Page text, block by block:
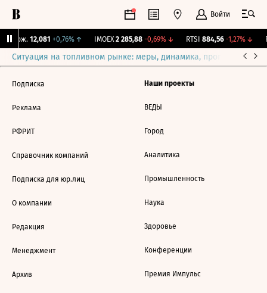
Войти
Бирж. 12,081 +0,76%↑ IMOEX 2 285,88 -0,69%↓ RTSI 884,56 -1,27%↓
Ситуация на топливном рынке: меры, динамика, прогнозы
Подписка
Реклама
РФРИТ
Справочник компаний
Подписка для юр.лиц
О компании
Редакция
Менеджмент
Архив
Наши проекты
ВЕДЫ
Город
Аналитика
Промышленность
Наука
Здоровье
Конференции
Премия Импульс